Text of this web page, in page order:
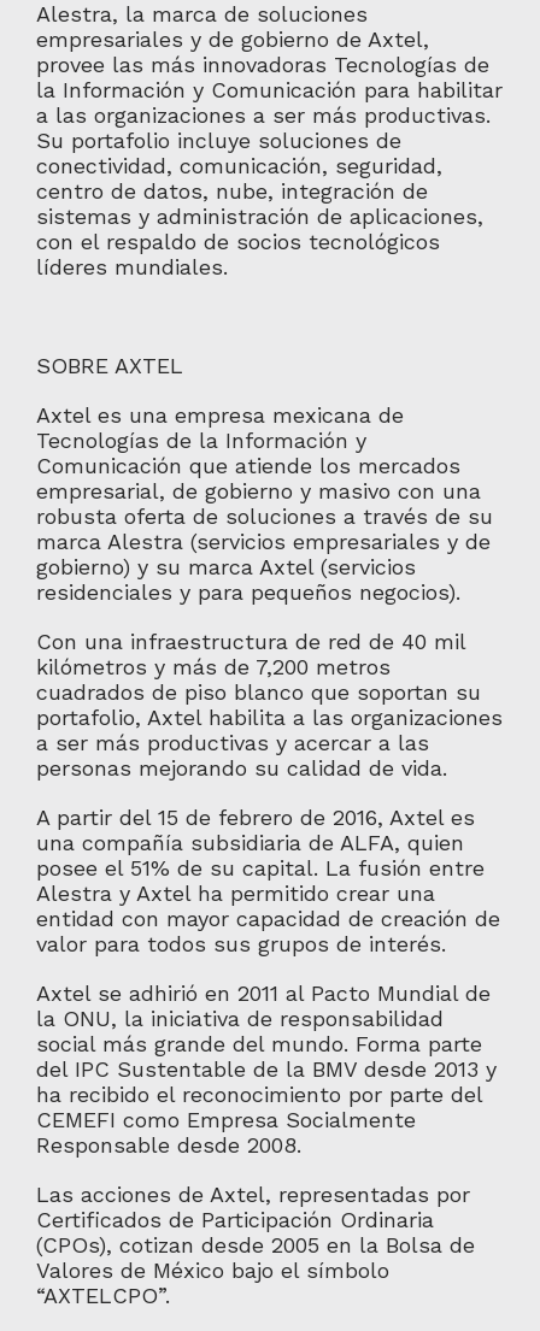
Alestra, la marca de soluciones
empresariales y de gobierno de Axtel,
provee las más innovadoras Tecnologías de
la Información y Comunicación para habilitar
a las organizaciones a ser más productivas.
Su portafolio incluye soluciones de
conectividad, comunicación, seguridad,
centro de datos, nube, integración de
sistemas y administración de aplicaciones,
con el respaldo de socios tecnológicos
líderes mundiales.
SOBRE AXTEL
Axtel es una empresa mexicana de
Tecnologías de la Información y
Comunicación que atiende los mercados
empresarial, de gobierno y masivo con una
robusta oferta de soluciones a través de su
marca Alestra (servicios empresariales y de
gobierno) y su marca Axtel (servicios
residenciales y para pequeños negocios).
Con una infraestructura de red de 40 mil
kilómetros y más de 7,200 metros
cuadrados de piso blanco que soportan su
portafolio, Axtel habilita a las organizaciones
a ser más productivas y acercar a las
personas mejorando su calidad de vida.
A partir del 15 de febrero de 2016, Axtel es
una compañía subsidiaria de ALFA, quien
posee el 51% de su capital. La fusión entre
Alestra y Axtel ha permitido crear una
entidad con mayor capacidad de creación de
valor para todos sus grupos de interés.
Axtel se adhirió en 2011 al Pacto Mundial de
la ONU, la iniciativa de responsabilidad
social más grande del mundo. Forma parte
del IPC Sustentable de la BMV desde 2013 y
ha recibido el reconocimiento por parte del
CEMEFI como Empresa Socialmente
Responsable desde 2008.
Las acciones de Axtel, representadas por
Certificados de Participación Ordinaria
(CPOs), cotizan desde 2005 en la Bolsa de
Valores de México bajo el símbolo
“AXTELCPO”.